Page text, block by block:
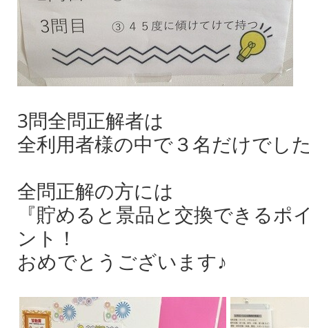
3問全問正解者は
全利用者様の中で３名だけでし
全問正解の方には
『貯めると景品と交換できるポ
ント！
おめでとうございます♪